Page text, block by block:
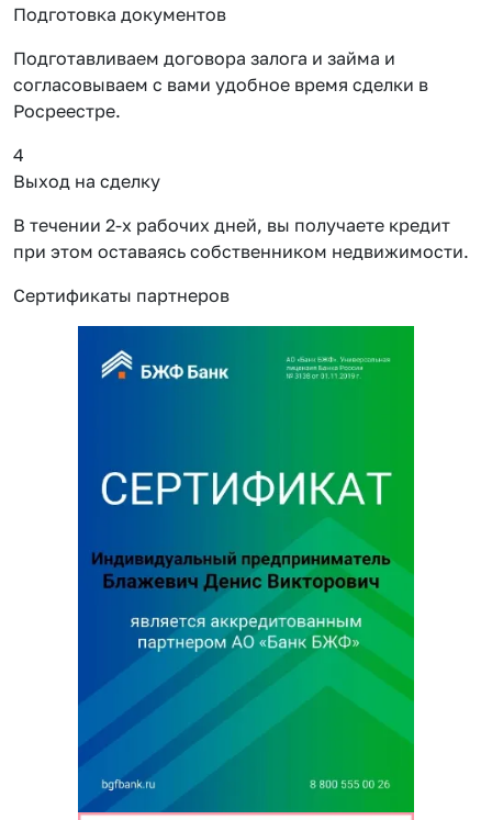
Подготовка документов
Подготавливаем договора залога и займа и
согласовываем с вами удобное время сделки в
Росреестре.
4
Выход на сделку
В течении 2-х рабочих дней, вы получаете кредит
при этом оставаясь собственником недвижимости.
Сертификаты партнеров